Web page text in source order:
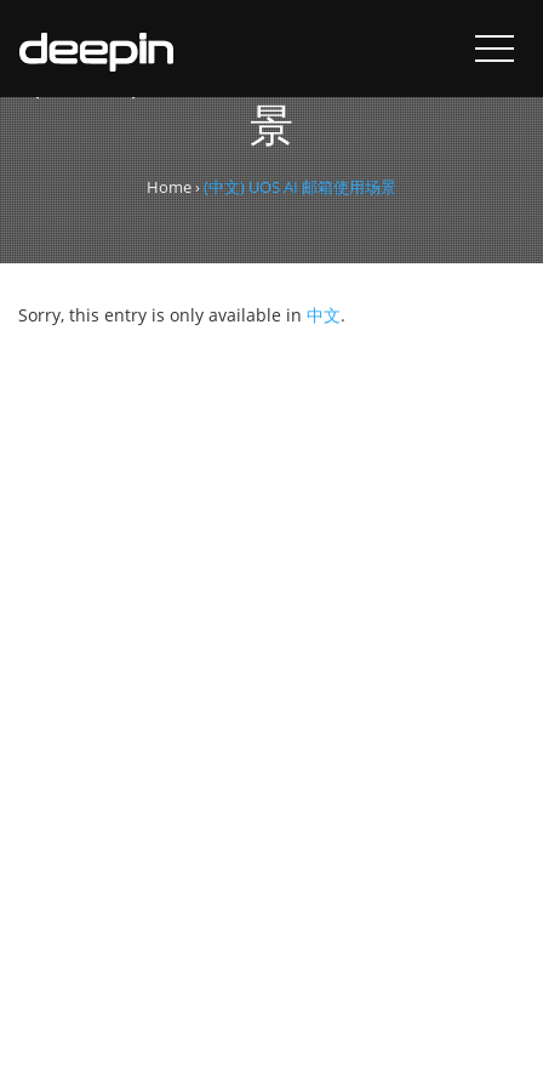
(中文) UOS AI 邮箱使用场
景
Home›(中文) UOS AI 邮箱使用场景
Sorry, this entry is only available in 中文.